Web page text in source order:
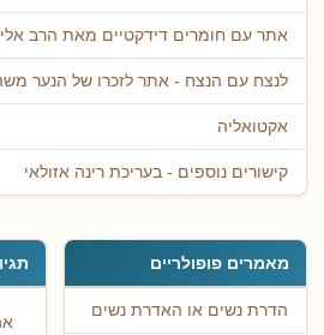
אתר עם חומרים דידקטיים מאת הרב
לנצח עם הנצח - אתר לזכרו של הנער
אקטואליה
קישורים נוספים - בעריכת רינה אזולאי
מאמרים פופולריים
הדרת נשים או האדרת נשים